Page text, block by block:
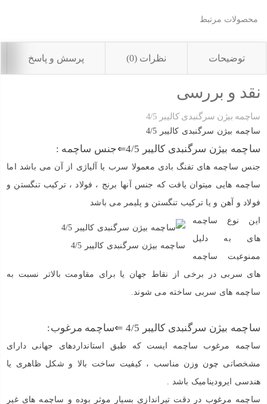
محصولات مرتبط
توضیحات نظرات (0) پرسش و پاسخ
نقد و بررسی
ساچمه بیژن سرگنبدی کالیبر 4/5
ساچمه بیژن سرگنبدی کالیبر 4/5
ساچمه بیژن سرگنبدی کالیبر 4/5⇐جنس ساچمه :
جنس ساچمه های تفنگ بادی معمولا سرب یا آلیاژی از آن می باشد اما
ساچمه هایی میتوان یافت که جنس آنها برنج ، فولاد ، ترکیب تنگستن و
فولاد و آهن و یا ترکیب تنگستن و پلیمر می باشد
ساچمه بیژن سرگنبدی کالیبر 4/5
این نوع ساچمه
های به دلیل
ممنوعیت ساچمه
های سربی در برخی از نقاط جهان یا برای مقاومت بالاتر نسبت به
ساچمه های سربی ساخته می شوند.
ساچمه بیژن سرگنبدی کالیبر 4/5 ⇐ساچمه مرغوب:
ساچمه مرغوب ساچمه ایست که طبق استانداردهای جهانی دارای
مشخصاتی چون وزن مناسب ، کیفیت ساخت بالا و شکل ظاهری یا
هندسی ایرودینامیک باشد .
ساچمه مرغوب در دقت تیراندازی بسیار موثر بوده و ساچمه های غیر